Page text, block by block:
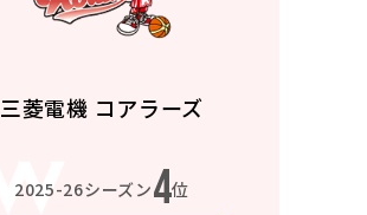
三菱電機 コアラーズ
2025-26シーズン4位